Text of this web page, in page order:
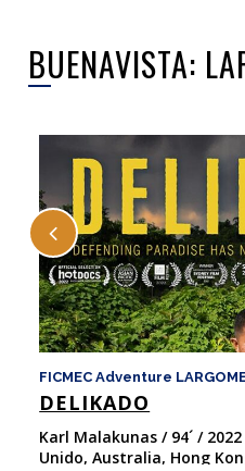
BUENAVISTA:
FICMEC Adventure
DELIKADO
Karl Malakunas / 94´ /
Unido, Australia, Hong